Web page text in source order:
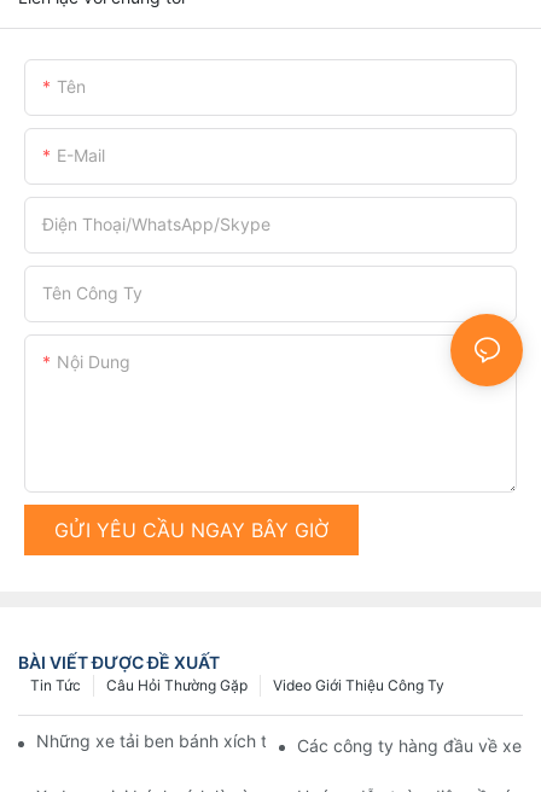
Tên
E-Mail
Điện Thoại/WhatsApp/Skype
Tên Công Ty
Nội Dung
GỬI YÊU CẦU NGAY BÂY GIỜ
BÀI VIẾT ĐƯỢC ĐỀ XUẤT
Video Giới Thiệu Công Ty
Câu Hỏi Thường Gặp
Tin Tức
Những xe tải ben bánh xích tốt nhất trên thị trường hiện nay
Các công ty hàng đầu về xe